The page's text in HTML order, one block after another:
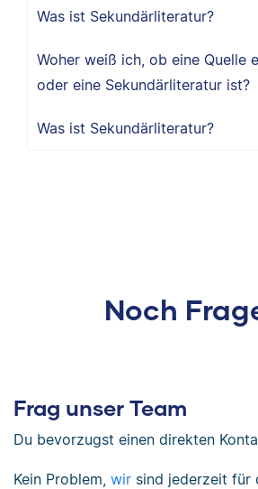
Was ist Sekundärliteratur?
Woher weiß ich, ob eine Quelle
oder eine Sekundärliteratur ist?
Was ist Sekundärliteratur?
Noch
Frag unser Team
Du bevorzugst einen direkten
Kein Problem, wir sind jederzeit für